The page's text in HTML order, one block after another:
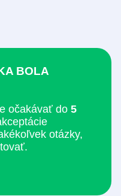
BOLA
očakávať do 5
otázky,